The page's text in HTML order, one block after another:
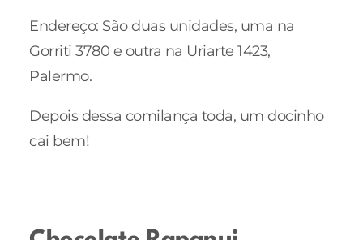
Endereço: São duas unidades, uma na
Gorriti 3780 e outra na Uriarte 1423,
Palermo.
Depois dessa comilança toda, um docinho
cai bem!